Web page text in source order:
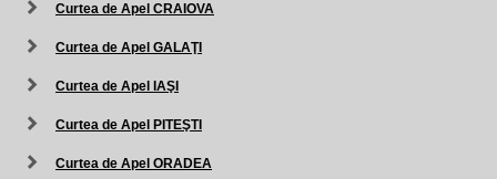
Curtea de Apel CRAIOVA
Curtea de Apel GALAŢI
Curtea de Apel IAŞI
Curtea de Apel PITEŞTI
Curtea de Apel ORADEA